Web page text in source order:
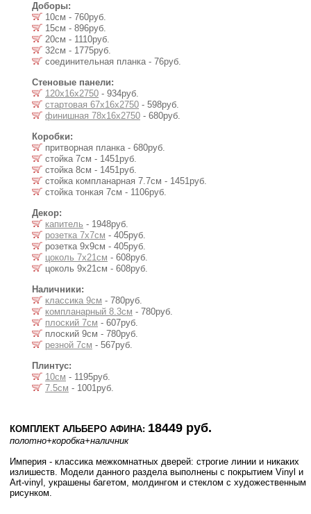
Доборы:
10см - 760руб.
15см - 896руб.
20см - 1110руб.
32см - 1775руб.
соединительная планка - 76руб.
Стеновые панели:
120х16х2750 - 934руб.
стартовая 67х16х2750 - 598руб.
финишная 78х16х2750 - 680руб.
Коробки:
притворная планка - 680руб.
стойка 7см - 1451руб.
стойка 8см - 1451руб.
стойка компланарная 7.7см - 1451руб.
стойка тонкая 7см - 1106руб.
Декор:
капитель - 1948руб.
розетка 7x7см - 405руб.
розетка 9x9см - 405руб.
цоколь 7x21см - 608руб.
цоколь 9x21см - 608руб.
Наличники:
классика 9см - 780руб.
компланарный 8.3см - 780руб.
плоский 7см - 607руб.
плоский 9см - 780руб.
резной 7см - 567руб.
Плинтус:
10см - 1195руб.
7.5см - 1001руб.
КОМПЛЕКТ АЛЬБЕРО АФИНА: 18449 руб.
полотно+коробка+наличник
Империя - клаcсика межкомнатных дверей: строгие линии и никаких
излишеств. Модели данного раздела выполнены с покрытием Vinyl и
Art-vinyl, украшены багетом, молдингом и стеклом с художественным
рисунком.